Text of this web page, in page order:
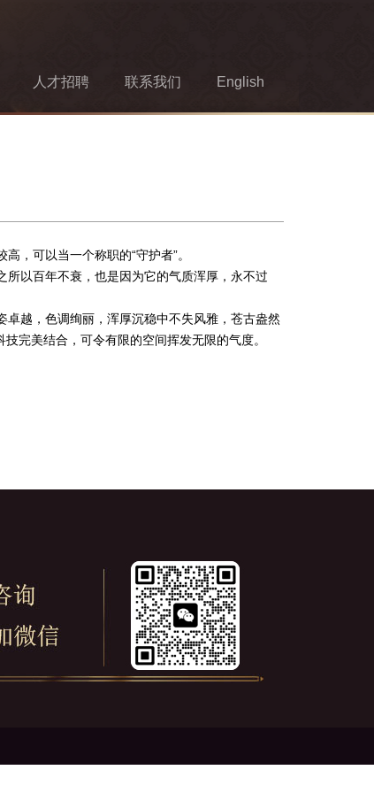
人才招聘 联系我们 English
，可以当一个称职的“守护者”。
以百年不衰，也是因为它的气质浑厚，永不过
越，色调绚丽，浑厚沉稳中不失风雅，苍古盎然
完美结合，可令有限的空间挥发无限的气度。